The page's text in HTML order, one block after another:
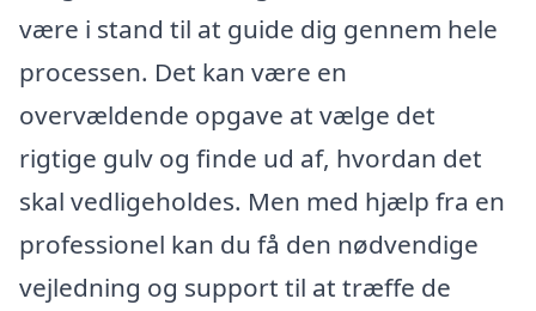
være i stand til at guide dig gennem hele
processen. Det kan være en
overvældende opgave at vælge det
rigtige gulv og finde ud af, hvordan det
skal vedligeholdes. Men med hjælp fra en
professionel kan du få den nødvendige
vejledning og support til at træffe de